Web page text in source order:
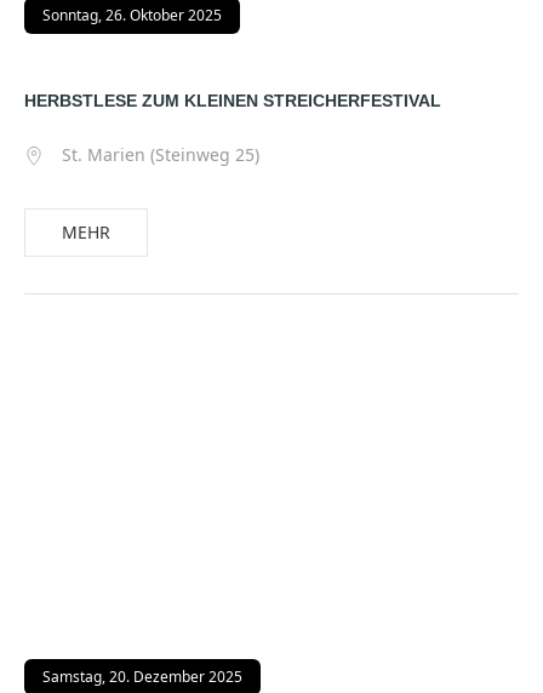
Sonntag, 26. Oktober 2025
HERBSTLESE ZUM KLEINEN STREICHERFESTIVAL
St. Marien (Steinweg 25)
MEHR
Samstag, 20. Dezember 2025